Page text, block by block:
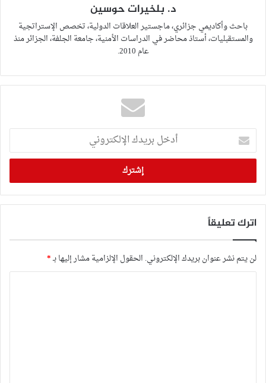
د. بلخيرات حوسين
باحث وأكاديمي جزائري، ماجستير العلاقات الدولية، تخصص الإستراتجية
والمستقبليات، أستاذ محاضر في الدراسات الأمنية، جامعة الجلفة، الجزائر منذ
عام 2010.
أدخل
بريدك
الإلكتروني
اترك تعليقاً
لن يتم نشر عنوان بريدك الإلكتروني. الحقول الإلزامية مشار إليها بـ*